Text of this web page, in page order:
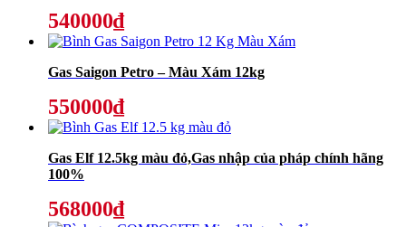
540000₫
Gas Saigon Petro – Màu Xám 12kg
550000₫
Gas Elf 12.5kg màu đỏ,Gas nhập của pháp chính hãng
100%
568000₫